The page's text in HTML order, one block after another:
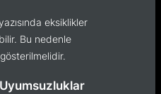
eksiklikler
Bu nedenle